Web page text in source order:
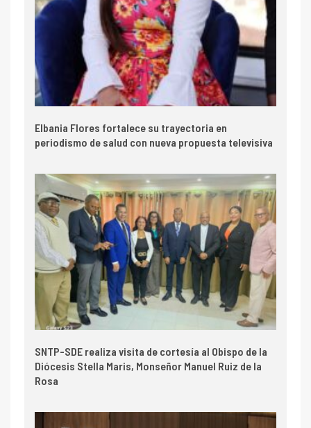
Elbania Flores fortalece su trayectoria en
periodismo de salud con nueva propuesta televisiva
SNTP-SDE realiza visita de cortesía al Obispo de la
Diócesis Stella Maris, Monseñor Manuel Ruiz de la
Rosa